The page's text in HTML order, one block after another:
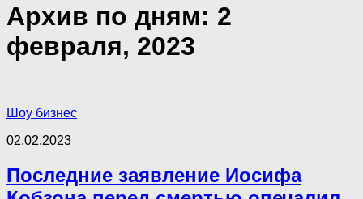
Архив по дням: 2
февраля, 2023
Шоу бизнес
02.02.2023
Последние заявление Иосифа